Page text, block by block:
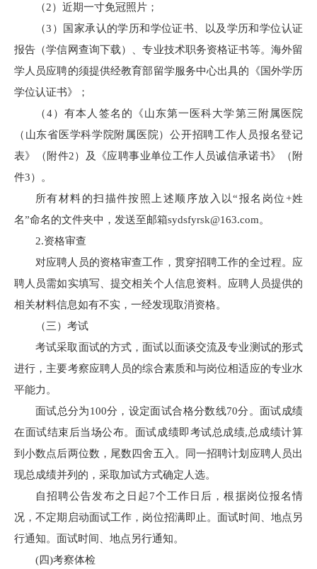
（2）近期一寸免冠照片；
（3）国家承认的学历和学位证书、以及学历和学位认证
报告（学信网查询下载）、专业技术职务资格证书等。海外留
学人员应聘的须提供经教育部留学服务中心出具的《国外学历
学位认证书》；
（4）有本人签名的《山东第一医科大学第三附属医院
（山东省医学科学院附属医院）公开招聘工作人员报名登记
表》（附件2）及《应聘事业单位工作人员诚信承诺书》（附
件3）。
所有材料的扫描件按照上述顺序放入以“报名岗位+姓
名”命名的文件夹中，发送至邮箱sydsfyrsk@163.com。
2.资格审查
对应聘人员的资格审查工作，贯穿招聘工作的全过程。应
聘人员需如实填写、提交相关个人信息资料。应聘人员提供的
相关材料信息如有不实，一经发现取消资格。
（三）考试
考试采取面试的方式，面试以面谈交流及专业测试的形式
进行，主要考察应聘人员的综合素质和与岗位相适应的专业水
平能力。
面试总分为100分，设定面试合格分数线70分。面试成绩
在面试结束后当场公布。面试成绩即考试总成绩,总成绩计算
到小数点后两位数，尾数四舍五入。同一招聘计划应聘人员出
现总成绩并列的，采取加试方式确定人选。
自招聘公告发布之日起7个工作日后，根据岗位报名情
况，不定期启动面试工作，岗位招满即止。面试时间、地点另
行通知。面试时间、地点另行通知。
(四)考察体检